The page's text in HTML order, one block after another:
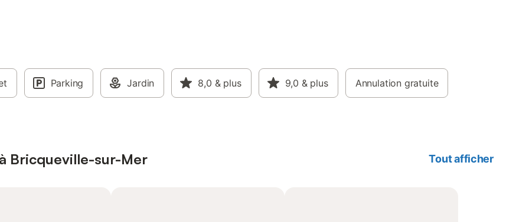
Parking Jardin 8,0 & plus 9,0 & plus Annulation gratuite
Bricqueville-sur-Mer Tout afficher